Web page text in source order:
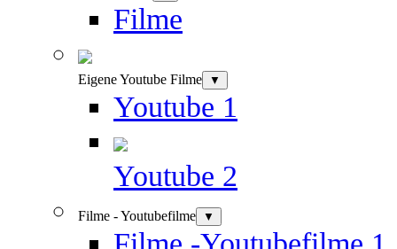
Filme
Eigene Youtube Filme ▼
Youtube 1
Youtube 2
Filme - Youtubefilme ▼